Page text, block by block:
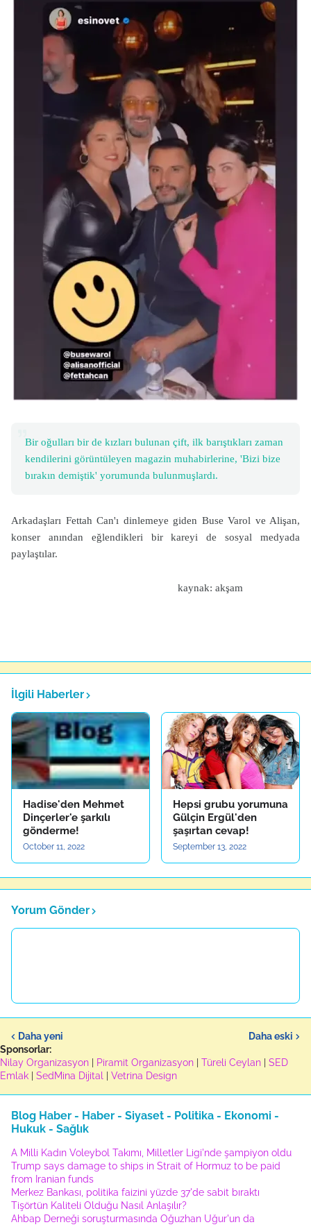
Bir oğulları bir de kızları bulunan çift, ilk barıştıkları zaman
kendilerini görüntüleyen magazin muhabirlerine, 'Bizi bize
bırakın demiştik' yorumunda bulunmuşlardı.
Arkadaşları Fettah Can'ı dinlemeye giden Buse Varol ve Alişan,
konser anından eğlendikleri bir kareyi de sosyal medyada
paylaştılar.
kaynak: akşam
İlgili Haberler
Hadise'den Mehmet
Dinçerler'e şarkılı
gönderme!
October 11, 2022
Hepsi grubu yorumuna
Gülçin Ergül'den
şaşırtan cevap!
September 13, 2022
Yorum Gönder
Daha yeni
Daha eski
Sponsorlar:
Nilay Organizasyon
Piramit Organizasyon Türeli Ceylan
SED
Emlak
SedMina Dijital Vetrina Design
Blog Haber - Haber - Siyaset - Politika - Ekonomi -
Hukuk - Sağlık
A Milli Kadın Voleybol Takımı, Milletler Ligi'nde şampiyon oldu
Trump says damage to ships in Strait of Hormuz to be paid
from Iranian funds
Merkez Bankası, politika faizini yüzde 37'de sabit bıraktı
Tişörtün Kaliteli Olduğu Nasıl Anlaşılır?
Ahbap Derneği soruşturmasında Oğuzhan Uğur'un da